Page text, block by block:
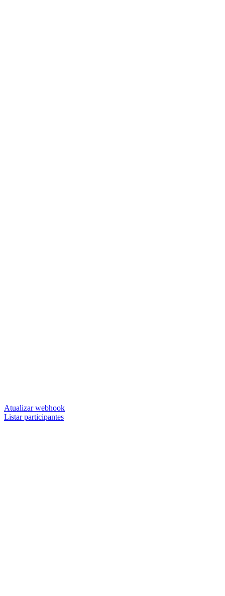
Atualizar webhook
Listar participantes